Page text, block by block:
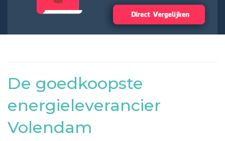
De goedkoopste
energieleverancier
Volendam